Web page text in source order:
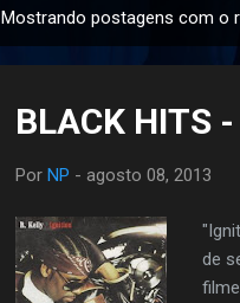
Mostrando postagens com o
BLACK HITS
Por NP - agosto 08, 2013
de